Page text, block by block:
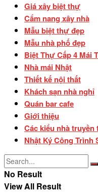
Giá xây biệt thự
Cẩm nang xây nhà
Mẫu biệt thự đẹp
Mẫu nhà phố đẹp
Biệt Thự Cấp 4 Mái
Nhà mái Nhật
Thiết kế nội thất
Khách sạn nhà nghỉ
Quán bar cafe
Giới thiệu
Các kiểu nhà truyền
Nhật Ký Công Trình
No Result
View All Result